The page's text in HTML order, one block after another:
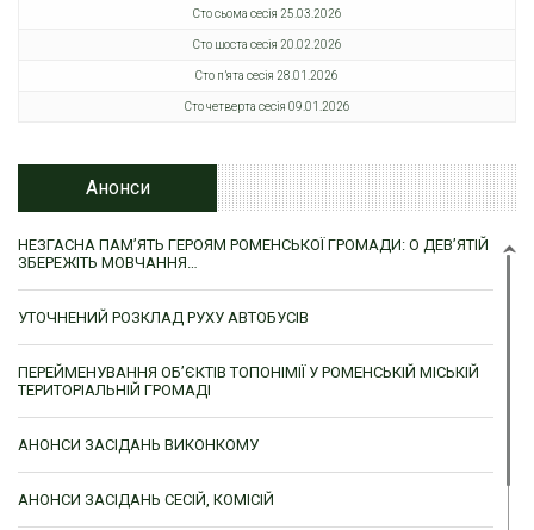
Сто сьома сесія 25.03.2026
Сто шоста сесія 20.02.2026
Сто п’ята сесія 28.01.2026
Сто четверта сесія 09.01.2026
Анонси
НЕЗГАСНА ПАМ’ЯТЬ ГЕРОЯМ РОМЕНСЬКОЇ ГРОМАДИ: О ДЕВ’ЯТІЙ
ЗБЕРЕЖІТЬ МОВЧАННЯ…
УТОЧНЕНИЙ РОЗКЛАД РУХУ АВТОБУСІВ
ПЕРЕЙМЕНУВАННЯ ОБ’ЄКТІВ ТОПОНІМІЇ У РОМЕНСЬКІЙ МІСЬКІЙ
ТЕРИТОРІАЛЬНІЙ ГРОМАДІ
АНОНСИ ЗАСІДАНЬ ВИКОНКОМУ
АНОНСИ ЗАСІДАНЬ СЕСІЙ, КОМІСІЙ